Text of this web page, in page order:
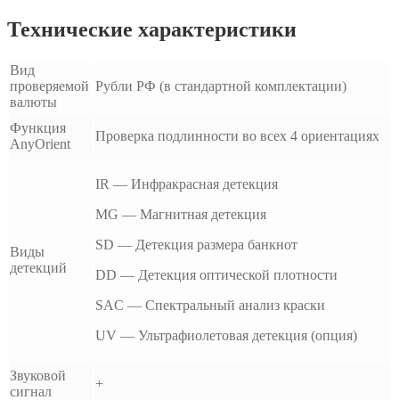
Технические характеристики
Вид
проверяемой
валюты
Рубли РФ (в стандартной комплектации)
Функция
AnyOrient
Проверка подлинности во всех 4 ориентациях
Виды
детекций
IR — Инфракрасная детекция
MG — Магнитная детекция
SD — Детекция размера банкнот
DD — Детекция оптической плотности
SAC — Спектральный анализ краски
UV — Ультрафиолетовая детекция (опция)
Звуковой
сигнал
+